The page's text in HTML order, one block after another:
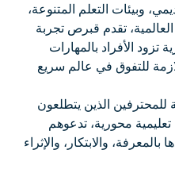
وبيئات التعلم المتنوعة،
تقدم قبرص تجربة
تزود الأفراد بالمهارات
للتفوق في عالم سريع
للمحترفين الذين يتطلعون
محورية، تدعوهم
والابتكار، والإثراء